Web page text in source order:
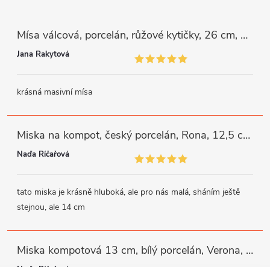
Mísa válcová, porcelán, růžové kytičky, 26 cm, G. Benedikt
Jana Rakytová
krásná masivní mísa
Miska na kompot, český porcelán, Rona, 12,5 cm, bílý, G. Benedikt
Naďa Říčařová
tato miska je krásně hluboká, ale pro nás malá, sháním ještě
stejnou, ale 14 cm
Miska kompotová 13 cm, bílý porcelán, Verona, G. Benedikt